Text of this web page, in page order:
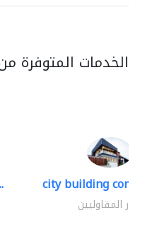
الخدمات المتوفرة
city building
كبار المقاوليين